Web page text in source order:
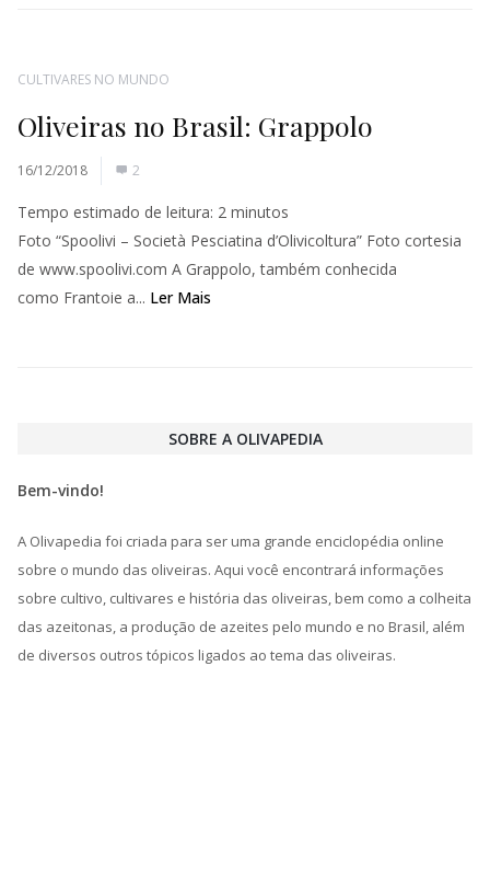
CULTIVARES NO MUNDO
Oliveiras no Brasil: Grappolo
16/12/2018 2
Tempo estimado de leitura: 2 minutos
Foto “Spoolivi – Società Pesciatina d’Olivicoltura” Foto cortesia
de www.spoolivi.com A Grappolo, também conhecida
como Frantoie a... Ler Mais
SOBRE A OLIVAPEDIA
Bem-vindo!
A Olivapedia foi criada para ser uma grande enciclopédia online
sobre o mundo das oliveiras. Aqui você encontrará informações
sobre cultivo, cultivares e história das oliveiras, bem como a colheita
das azeitonas, a produção de azeites pelo mundo e no Brasil, além
de diversos outros tópicos ligados ao tema das oliveiras.